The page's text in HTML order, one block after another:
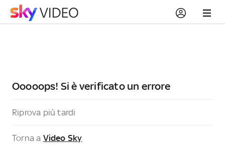
Ooooops! Si è verificato un errore
Riprova più tardi
Torna a Video Sky